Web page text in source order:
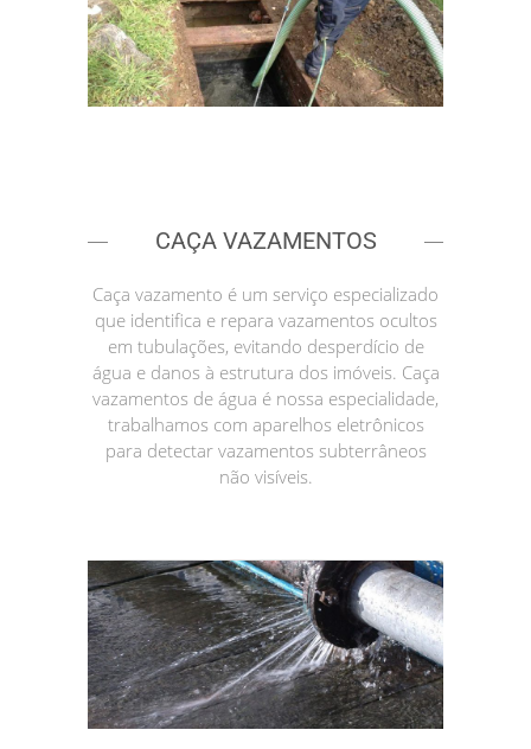
CAÇA VAZAMENTOS
Caça vazamento é um serviço especializado
que identifica e repara vazamentos ocultos
em tubulações, evitando desperdício de
água e danos à estrutura dos imóveis. Caça
vazamentos de água é nossa especialidade,
trabalhamos com aparelhos eletrônicos
para detectar vazamentos subterrâneos
não visíveis.